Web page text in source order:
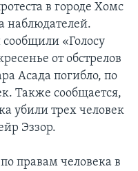
в городе Хомс
наблюдателей.
«Голосу
от обстрелов
Асада погибло, по
Также сообщается,
убили трех человек
Эззор.
правам человека в